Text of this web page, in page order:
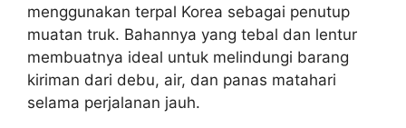
menggunakan terpal Korea sebagai penutup
muatan truk. Bahannya yang tebal dan lentur
membuatnya ideal untuk melindungi barang
kiriman dari debu, air, dan panas matahari
selama perjalanan jauh.